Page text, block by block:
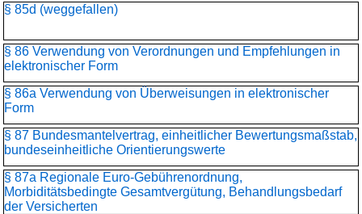
§ 85d (weggefallen)
§ 86 Verwendung von Verordnungen und Empfehlungen in
elektronischer Form
§ 86a Verwendung von Überweisungen in elektronischer
Form
§ 87 Bundesmantelvertrag, einheitlicher Bewertungsmaßstab,
bundeseinheitliche Orientierungswerte
§ 87a Regionale Euro-Gebührenordnung,
Morbiditätsbedingte Gesamtvergütung, Behandlungsbedarf
der Versicherten